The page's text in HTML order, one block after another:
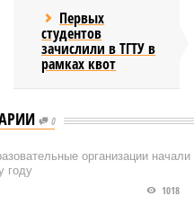
Первых
студентов
зачислили в ТГТУ в
рамках квот
0
организации начали
году
1018